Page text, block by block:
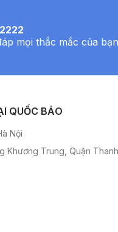
mọi thắc mắc của
QUỐC BẢO
Nội
Khương Trung, Quận Thanh